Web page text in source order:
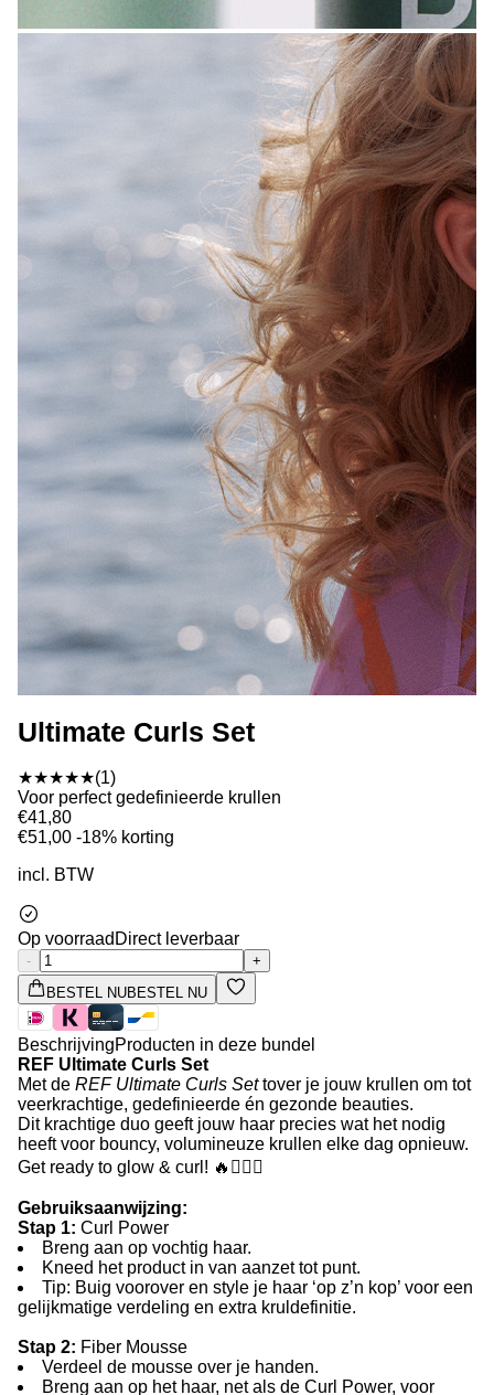
Ultimate Curls Set
★★★★★(1)
Voor perfect gedefinieerde krullen
€41,80
€51,00 -18% korting
incl. BTW
Op voorraad Direct leverbaar
-
+
BESTEL NUBESTEL NU
BeschrijvingProducten in deze bundel
REF Ultimate Curls Set
Met de REF Ultimate Curls Settover je jouw krullen om tot
veerkrachtige, gedefinieerde én gezonde beauties.
Dit krachtige duo geeft jouw haar precies wat het nodig
heeft voor bouncy, volumineuze krullen elke dag opnieuw.
Get ready to glow & curl! 🔥💁‍♀️✨
Gebruiksaanwijzing:
Stap 1: Curl Power
Breng aan op vochtig haar.
Kneed het product in van aanzet tot punt.
Tip: Buig voorover en style je haar ‘op z’n kop’ voor een
gelijkmatige verdeling en extra kruldefinitie.
Stap 2: Fiber Mousse
Verdeel de mousse over je handen.
Breng aan op het haar, net als de Curl Power, voor